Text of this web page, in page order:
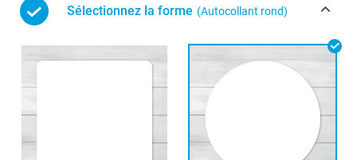
Sélectionnez la forme (Autocollant rond)